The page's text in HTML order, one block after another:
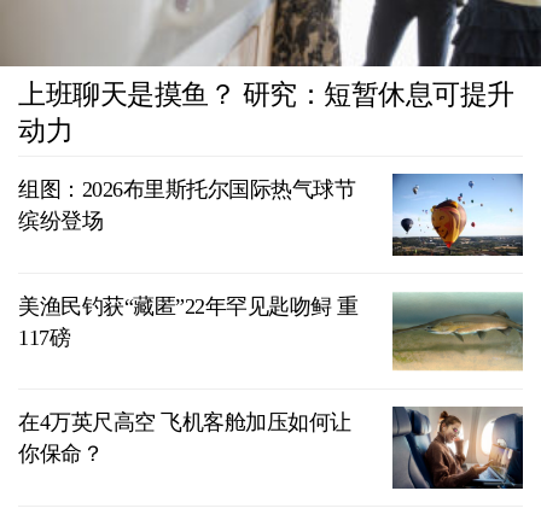
上班聊天是摸鱼？ 研究：短暂休息可提升
动力
组图：2026布里斯托尔国际热气球节
缤纷登场
美渔民钓获“藏匿”22年罕见匙吻鲟 重
117磅
在4万英尺高空 飞机客舱加压如何让
你保命？